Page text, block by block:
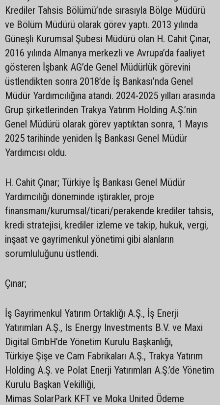
Krediler Tahsis Bölümü’nde sırasıyla Bölge Müdürü
ve Bölüm Müdürü olarak görev yaptı. 2013 yılında
Güneşli Kurumsal Şubesi Müdürü olan H. Cahit Çınar,
2016 yılında Almanya merkezli ve Avrupa’da faaliyet
gösteren İşbank AG’de Genel Müdürlük görevini
üstlendikten sonra 2018’de İş Bankası’nda Genel
Müdür Yardımcılığına atandı. 2024-2025 yılları arasında
Grup şirketlerinden Trakya Yatırım Holding A.Ş.’nin
Genel Müdürü olarak görev yaptıktan sonra, 1 Mayıs
2025 tarihinde yeniden İş Bankası Genel Müdür
Yardımcısı oldu.
H. Cahit Çınar; Türkiye İş Bankası Genel Müdür
Yardımcılığı döneminde iştirakler, proje
finansmanı/kurumsal/ticari/perakende krediler tahsis,
kredi stratejisi, krediler izleme ve takip, hukuk, vergi,
inşaat ve gayrimenkul yönetimi gibi alanların
sorumluluğunu üstlendi.
Çınar;
İş Gayrimenkul Yatırım Ortaklığı A.Ş., İş Enerji
Yatırımları A.Ş., Is Energy Investments B.V. ve Maxi
Digital GmbH’de Yönetim Kurulu Başkanlığı,
Türkiye Şişe ve Cam Fabrikaları A.Ş., Trakya Yatırım
Holding A.Ş. ve Polat Enerji Yatırımları A.Ş.’de Yönetim
Kurulu Başkan Vekilliği,
Mimas SolarPark KFT ve Moka United Ödeme